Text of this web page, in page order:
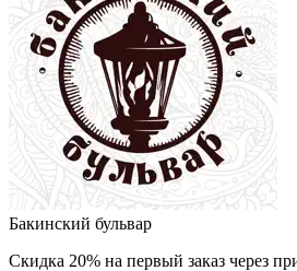
Бакинский бульвар
Скидка 20% на первый заказ через